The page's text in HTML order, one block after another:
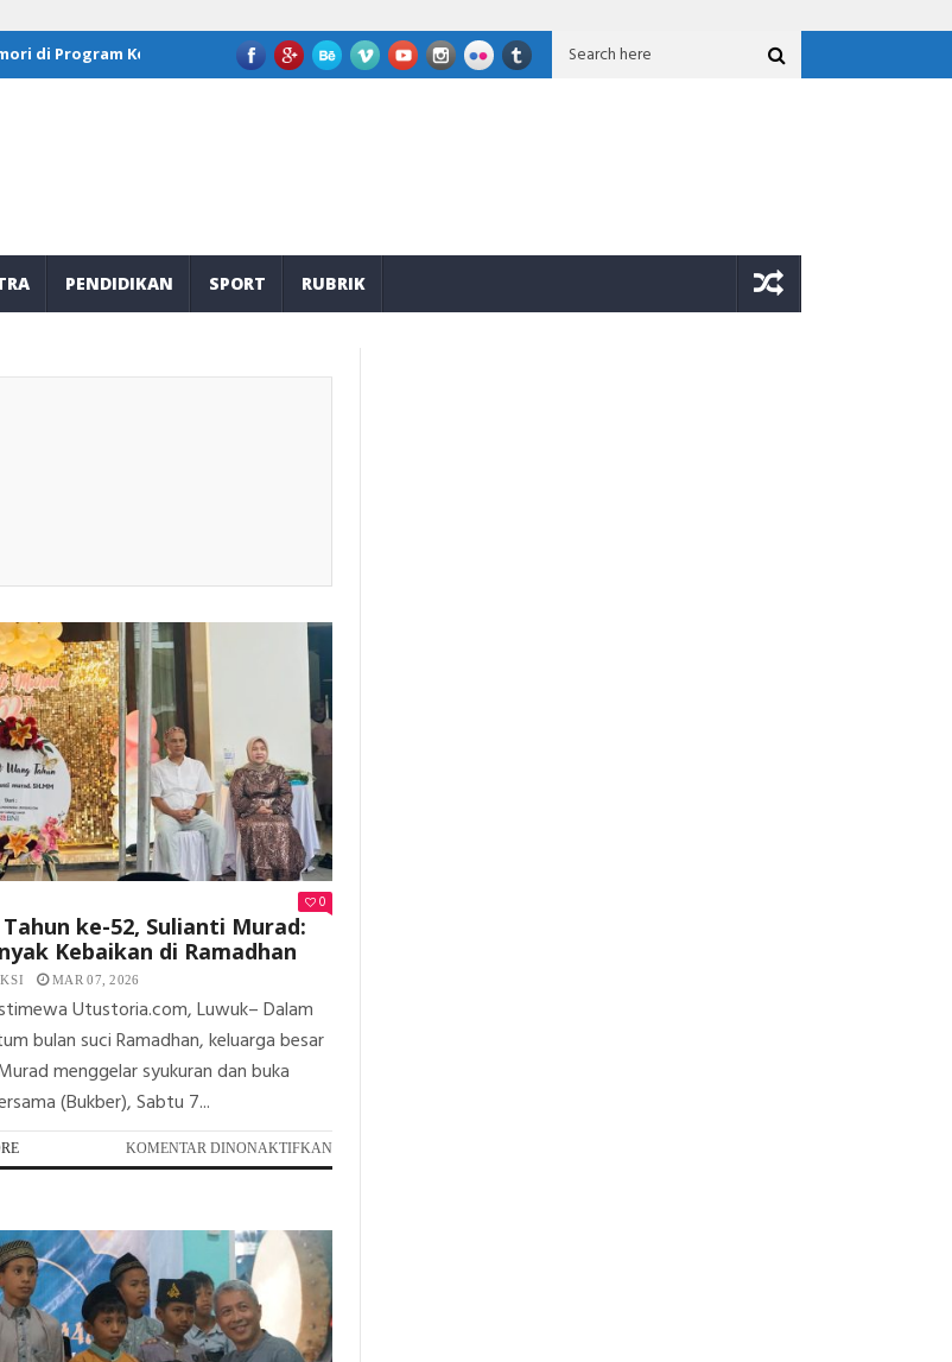
Kepemimpinan Nasional GFLN 2026 JOB Tomori Salurkan Bantuan Untuk Korban Gempa Sigi
PENDIDIKAN SPORT RUBRIK
0
ke-52, Sulianti Murad:
Kebaikan di Ramadhan
MAR 07, 2026
Utustoria.com, Luwuk– Dalam
bulan suci Ramadhan, keluarga besar
menggelar syukuran dan buka
(Bukber), Sabtu 7...
KOMENTAR DINONAKTIFKANPADA
ULANG
PERBANYAK
KEBAIKAN
DI